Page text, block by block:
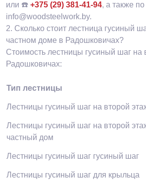
или ☎️ +375 (29) 381-41-94, а также
info@woodsteelwork.by.
2. Сколько стоит лестница гусиный
частном доме в Радошковичах?
Стоимость лестницы гусиный шаг на
Радошковичах:
Тип лестницы
Лестницы гусиный шаг на второй
Лестницы гусиный шаг на второй
частный дом
Лестницы гусиный шаг гусиный шаг
Лестницы гусиный шаг для крыльца